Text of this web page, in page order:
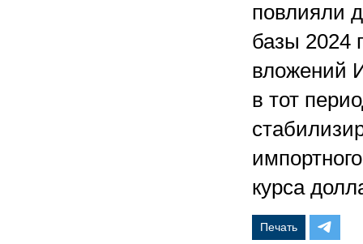
повлияли
базы 2024
вложений
в тот
курса
Печать